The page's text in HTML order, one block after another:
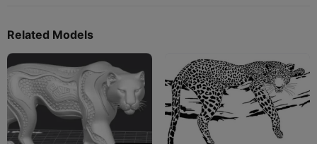
Related Models